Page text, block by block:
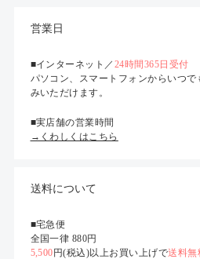
営業日
■インターネット／ 24時間365日受付
パソコン、スマートフォンからいつ
みいただけます。
■実店舗の営業時間
→くわしくはこちら
送料について
■宅急便
全国一律 880円
5,500 円(税込)以上お買い上げで送料無